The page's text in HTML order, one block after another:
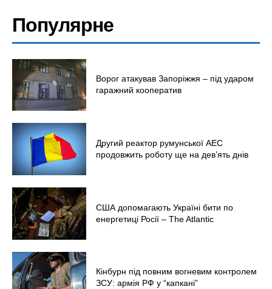
Популярне
Ворог атакував Запоріжжя – під ударом
гаражний кооператив
Другий реактор румунської АЕС
продовжить роботу ще на дев’ять днів
США допомагають Україні бити по
енергетиці Росії – The Atlantic
Кінбурн під повним вогневим контролем
ЗСУ: армія РФ у “капкані”